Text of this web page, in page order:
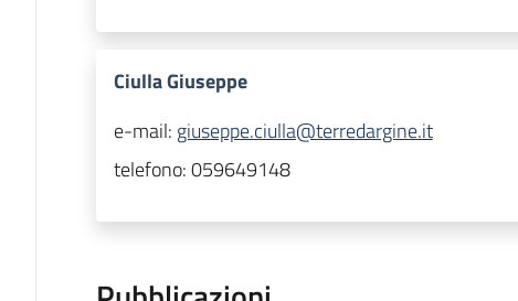
Ciulla Giuseppe
e-mail: giuseppe.ciulla@terredargine.it
telefono:059649148